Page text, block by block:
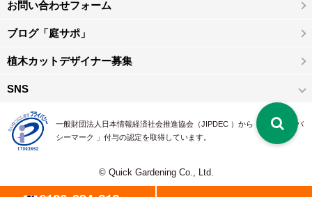
お問い合わせフォーム
ブログ「庭サポ」
植木カットデザイナー募集
SNS
一般財団法人日本情報経済社会推進協会（JIPDEC ）から 、「 プライバ
シーマーク 」付与の認定を取得しています。
© Quick Gardening Co., Ltd.